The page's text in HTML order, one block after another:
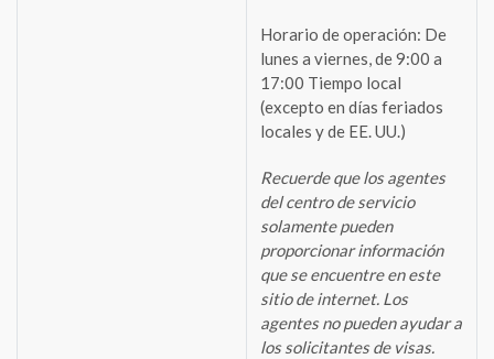
Horario de operación: De
lunes a viernes, de 9:00 a
17:00 Tiempo local
(excepto en días feriados
locales y de EE. UU.)
Recuerde que los agentes
del centro de servicio
solamente pueden
proporcionar información
que se encuentre en este
sitio de internet. Los
agentes no pueden ayudar a
los solicitantes de visas.